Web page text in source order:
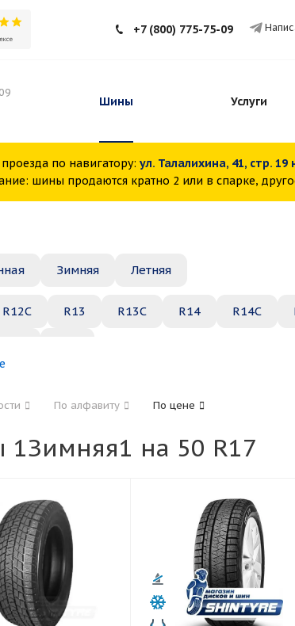
+7 (800) 775-75-09
Шины Услуги
по навигатору: ул. Талалихина, 41, стр.
шины продаются кратно 2 или в спарке,
Зимняя Летняя
R12C R13 R13C R14 R14C
40 45 45 50 55
По алфавиту По цене
на 50 R17